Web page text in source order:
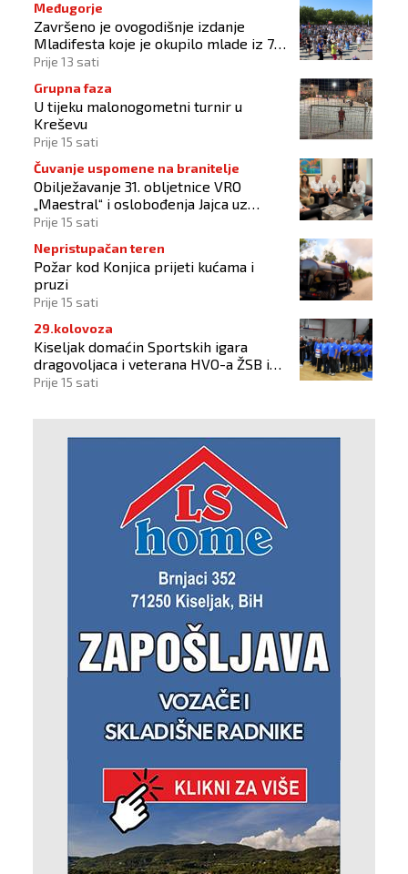
Međugorje
Završeno je ovogodišnje izdanje
Mladifesta koje je okupilo mlade iz 73
zemlje svijeta
Prije 13 sati
Grupna faza
U tijeku malonogometni turnir u
Kreševu
Prije 15 sati
Čuvanje uspomene na branitelje
Obilježavanje 31. obljetnice VRO
„Maestral“ i oslobođenja Jajca uz
pokroviteljstvo HNS-a BiH
Prije 15 sati
Nepristupačan teren
Požar kod Konjica prijeti kućama i
pruzi
Prije 15 sati
29.kolovoza
Kiseljak domaćin Sportskih igara
dragovoljaca i veterana HVO-a ŽSB i
Dana branitelja
Prije 15 sati